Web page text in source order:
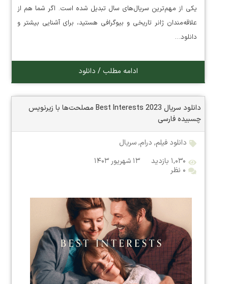
یکی از مهم‌ترین سریال‌های سال تبدیل شده است. اگر شما هم از
علاقه‌مندان ژانر تاریخی و بیوگرافی هستید، برای آشنایی بیشتر و
دانلود…
ادامه مطلب / دانلود
دانلود سریال Best Interests 2023 مصلحت‌ها با زیرنویس
چسبیده فارسی
دانلود فیلم, درام,سریال
۱,۰۳۰ بازدید
۱۳ شهریور ۱۴۰۳
۰ نظر